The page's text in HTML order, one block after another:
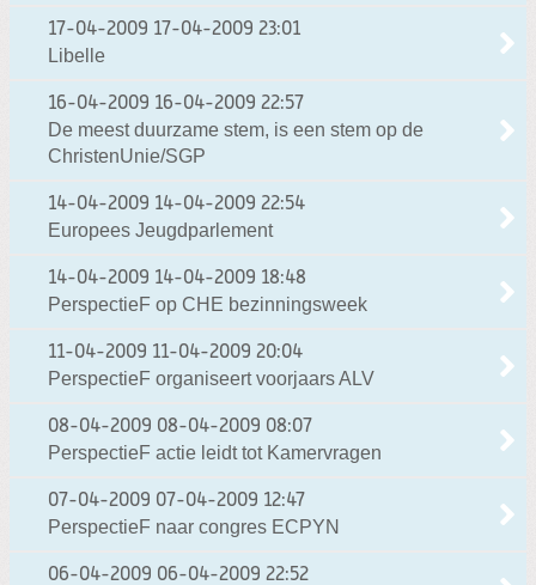
17-04-2009 17-04-2009 23:01
Libelle
16-04-2009 16-04-2009 22:57
De meest duurzame stem, is een stem op de
ChristenUnie/SGP
14-04-2009 14-04-2009 22:54
Europees Jeugdparlement
14-04-2009 14-04-2009 18:48
PerspectieF op CHE bezinningsweek
11-04-2009 11-04-2009 20:04
PerspectieF organiseert voorjaars ALV
08-04-2009 08-04-2009 08:07
PerspectieF actie leidt tot Kamervragen
07-04-2009 07-04-2009 12:47
PerspectieF naar congres ECPYN
06-04-2009 06-04-2009 22:52